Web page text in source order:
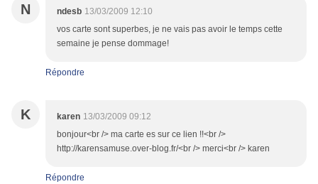
N ndesb 13/03/2009 12:10
vos carte sont superbes, je ne vais pas avoir le temps cette
semaine je pense dommage!
Répondre
K karen 13/03/2009 09:12
bonjour<br /> ma carte es sur ce lien !!<br />
http://karensamuse.over-blog.fr/<br /> merci<br /> karen
Répondre